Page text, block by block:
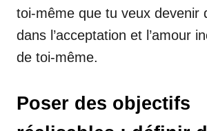
toi-même que tu veux devenir
dans l’acceptation et l’amour
de toi-même.
Poser des objectifs